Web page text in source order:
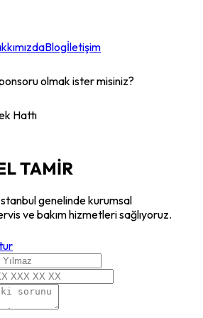
Blogİletişim
olmak ister misiniz?
Hattı
TAMİR
genelinde kurumsal
ve bakım hizmetleri sağlıyoruz.